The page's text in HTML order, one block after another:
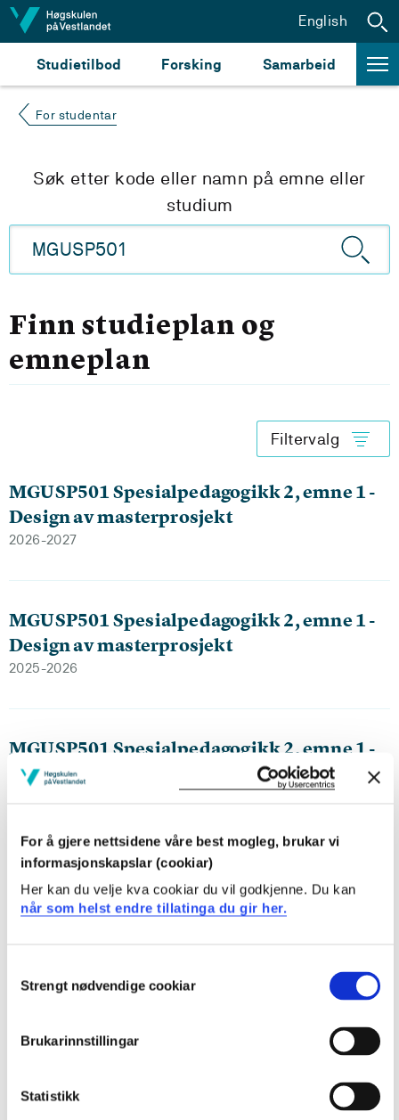
For å gjere nettsidene våre best mogleg, brukar vi
informasjonskapslar (cookiar)
Her kan du velje kva cookiar du vil godkjenne. Du kan
når som helst endre tillatinga du gir her.
Selection
Strengt nødvendige cookiar
Brukarinnstillingar
Statistikk
Hopp til innhald
Studietilbod Forsking Samarbeid
English
For studentar
Søk etter kode eller namn på emne eller
studium
Finn studieplan og
emneplan
Filtervalg
MGUSP501 Spesialpedagogikk 2, emne 1 -
Design av masterprosjekt
2026-2027
MGUSP501 Spesialpedagogikk 2, emne 1 -
Design av masterprosjekt
2025-2026
MGUSP501 Spesialpedagogikk 2, emne 1 -
Design av masterprosjekt
MGUSP501 Spesialpedagogikk 2, emne 1 -
Design av masterprosjekt
MGUSP501 Spesialpedagogikk 2, emne 1 -
Design av masterprosjekt